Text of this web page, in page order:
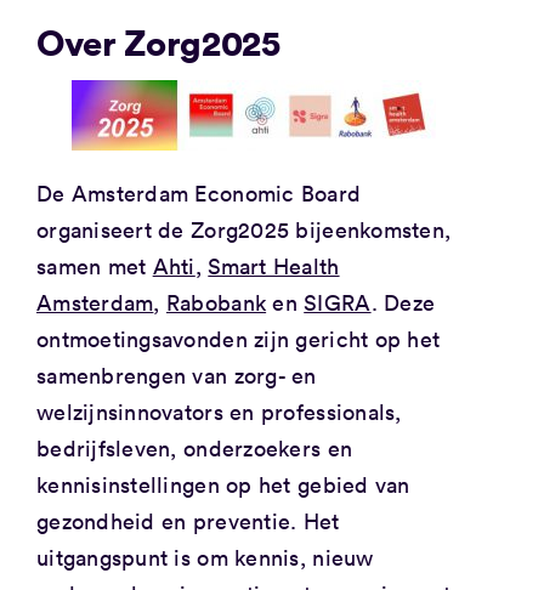
Over Zorg2025
De Amsterdam Economic Board
organiseert de Zorg2025 bijeenkomsten,
samen met Ahti,Smart Health
Amsterdam, Rabobank enSIGRA. Deze
ontmoetingsavonden zijn gericht op het
samenbrengen van zorg- en
welzijnsinnovators en professionals,
bedrijfsleven, onderzoekers en
kennisinstellingen op het gebied van
gezondheid en preventie. Het
uitgangspunt is om kennis, nieuw